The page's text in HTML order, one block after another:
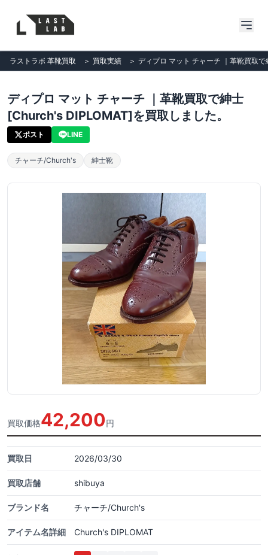
ラストラボ 革靴買取 ＞ 買取実績 ＞ ディプロ マット チャーチ ｜革靴買取
ディプロ マット チャーチ ｜革靴買取で紳士
[Church's DIPLOMAT]を買取しました。
ポスト LINE
チャーチ/Church's 紳士靴
買取価格42,200円
買取日 2026/03/30
買取店舗 shibuya
ブランド名 チャーチ/Church's
アイテム名詳細 Church's DIPLOMAT